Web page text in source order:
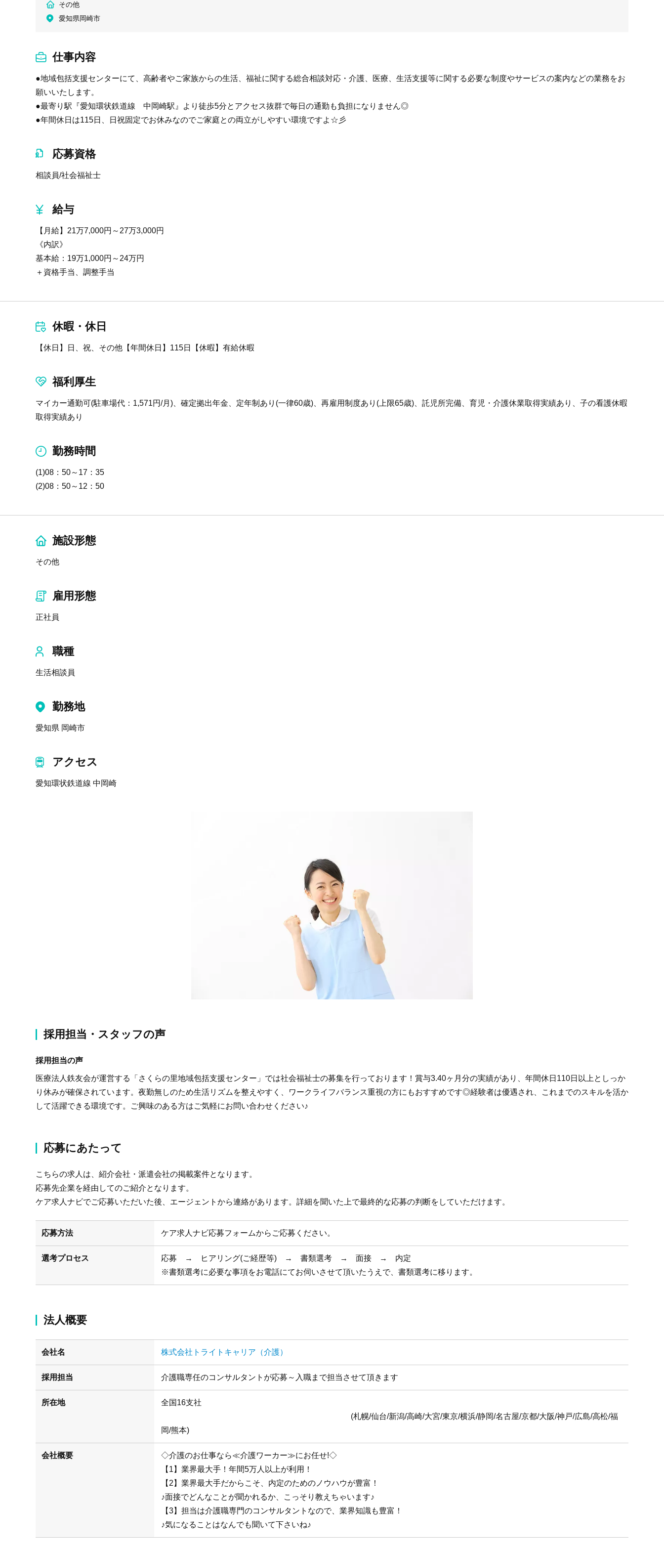
その他
愛知県岡崎市
仕事内容
●地域包括支援センターにて、高齢者やご家族からの生活、福祉に関する総合相談対応・介護、医療、生活支援等に関する必要な制度やサービスの案内などの業務をお
願いいたします。
●最寄り駅『愛知環状鉄道線 中岡崎駅』より徒歩5分とアクセス抜群で毎日の通勤も負担になりません◎
●年間休日は115日、日祝固定でお休みなのでご家庭との両立がしやすい環境ですよ☆彡
応募資格
相談員/社会福祉士
給与
【月給】21万7,000円～27万3,000円
《内訳》
基本給：19万1,000円～24万円
＋資格手当、調整手当
休暇・休日
【休日】日、祝、その他【年間休日】115日【休暇】有給休暇
福利厚生
マイカー通勤可(駐車場代：1,571円/月)、確定拠出年金、定年制あり(一律60歳)、再雇用制度あり(上限65歳)、託児所完備、育児・介護休業取得実績あり、子の看護休暇
取得実績あり
勤務時間
(1)08：50～17：35
(2)08：50～12：50
施設形態
その他
雇用形態
正社員
職種
生活相談員
勤務地
愛知県 岡崎市
アクセス
愛知環状鉄道線 中岡崎
採用担当・スタッフの声
採用担当の声
医療法人鉄友会が運営する「さくらの里地域包括支援センター」では社会福祉士の募集を行っております！賞与3.40ヶ月分の実績があり、年間休日110日以上としっか
り休みが確保されています。夜勤無しのため生活リズムを整えやすく、ワークライフバランス重視の方にもおすすめです◎経験者は優遇され、これまでのスキルを活か
して活躍できる環境です。ご興味のある方はご気軽にお問い合わせください♪
応募にあたって
こちらの求人は、紹介会社・派遣会社の掲載案件となります。
応募先企業を経由してのご紹介となります。
ケア求人ナビでご応募いただいた後、エージェントから連絡があります。詳細を聞いた上で最終的な応募の判断をしていただけます。
応募方法 ケア求人ナビ応募フォームからご応募ください。
選考プロセス
応募 → ヒアリング(ご経歴等) → 書類選考 → 面接 → 内定
※書類選考に必要な事項をお電話にてお伺いさせて頂いたうえで、書類選考に移ります。
法人概要
会社名 株式会社トライトキャリア（介護）
採用担当 介護職専任のコンサルタントが応募～入職まで担当させて頂きます
所在地
全国16支社
(札幌/仙台/新潟/高崎/大宮/東京/横浜/静岡/名古屋/京都/大阪/神戸/広島/高松/福
岡/熊本)
会社概要
◇介護のお仕事なら≪介護ワーカー≫にお任せ!◇
【1】業界最大手！年間5万人以上が利用！
【2】業界最大手だからこそ、内定のためのノウハウが豊富！
♪面接でどんなことが聞かれるか、こっそり教えちゃいます♪
【3】担当は介護職専門のコンサルタントなので、業界知識も豊富！
♪気になることはなんでも聞いて下さいね♪